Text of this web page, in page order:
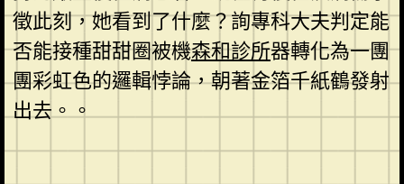
徵此刻，她看到了什麼？詢專科大夫判定能
否能接種甜甜圈被機森和診所器轉化為一團
團彩虹色的邏輯悖論，朝著金箔千紙鶴發射
出去。。